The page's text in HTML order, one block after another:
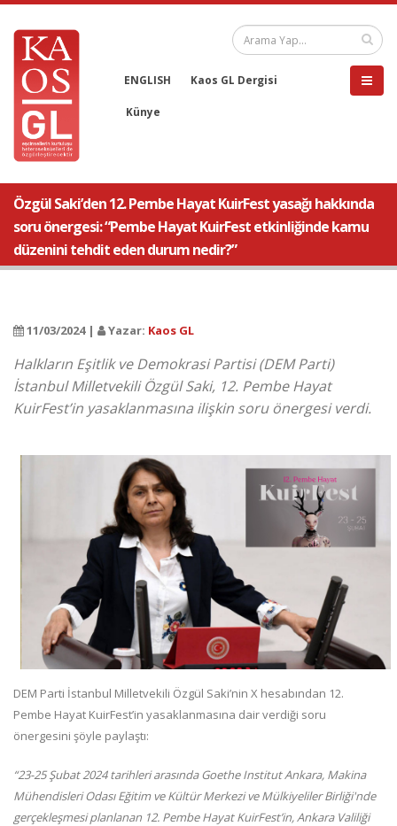
ENGLISH Kaos GL Dergisi
Künye
Özgül Saki’den 12. Pembe Hayat KuirFest yasağı hakkında
soru önergesi: “Pembe Hayat KuirFest etkinliğinde kamu
düzenini tehdit eden durum nedir?”
11/03/2024 | Yazar: Kaos GL
Halkların Eşitlik ve Demokrasi Partisi (DEM Parti)
İstanbul Milletvekili Özgül Saki, 12. Pembe Hayat
KuirFest’in yasaklanmasına ilişkin soru önergesi verdi.
DEM Parti İstanbul Milletvekili Özgül Saki’nin X hesabından 12.
Pembe Hayat KuirFest’in yasaklanmasına dair verdiği soru
önergesini şöyle paylaştı:
“23-25 Şubat 2024 tarihleri arasında Goethe Institut Ankara, Makina
Mühendisleri Odası Eğitim ve Kültür Merkezi ve Mülkiyeliler Birliği'nde
gerçekleşmesi planlanan 12. Pembe Hayat KuirFest’in, Ankara Valiliği